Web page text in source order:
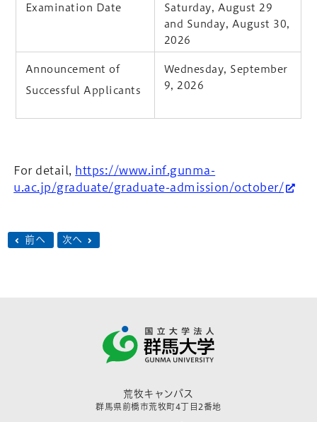
Examination Date
Saturday, August 29
and Sunday, August 30,
2026
Announcement of
Successful Applicants
Wednesday, September
9, 2026
For detail,
https://www.inf.gunma-
u.ac.jp/graduate/graduate-admission/october/
前へ 次へ
荒牧キャンパス
群馬県前橋市荒牧町4丁目2番地